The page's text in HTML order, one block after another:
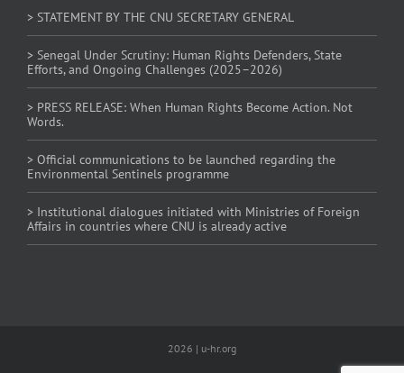
> STATEMENT BY THE CNU SECRETARY GENERAL
> Senegal Under Scrutiny: Human Rights Defenders, State
Efforts, and Ongoing Challenges (2025–2026)
> PRESS RELEASE: When Human Rights Become Action. Not
Words.
> Official communications to be launched regarding the
Environmental Sentinels programme
> Institutional dialogues initiated with Ministries of Foreign
Affairs in countries where CNU is already active
2026 | u-hr.org